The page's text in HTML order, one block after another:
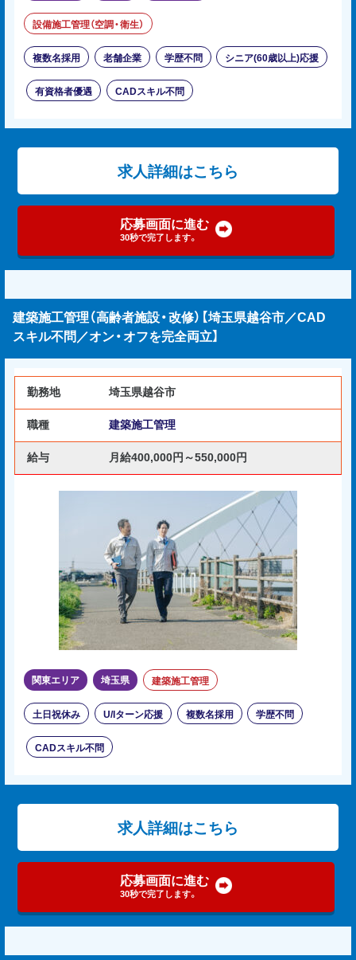
設備施工管理（空調・衛生）
複数名採用 老舗企業 学歴不問 シニア(60歳以上)応援
有資格者優遇 CADスキル不問
求人詳細はこちら
応募画面に進む
30秒で完了します。
建築施工管理（高齢者施設・改修）【埼玉県越谷市／CAD
スキル不問／オン・オフを完全両立】
勤務地 埼玉県越谷市
職種 建築施工管理
給与 月給400,000円～550,000円
関東エリア 埼玉県 建築施工管理
土日祝休み U/Iターン応援 複数名採用 学歴不問
CADスキル不問
求人詳細はこちら
応募画面に進む
30秒で完了します。